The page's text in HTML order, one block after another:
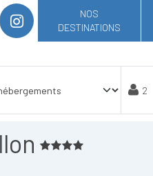
NOS
DESTINATIONS